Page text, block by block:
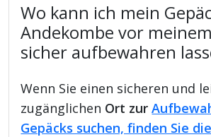
Wo kann ich mein
Andekombe vor
sicher aufbewahren
Wenn Sie einen sicheren und
zugänglichen Ort zur
Gepäcks suchen, finden Sie